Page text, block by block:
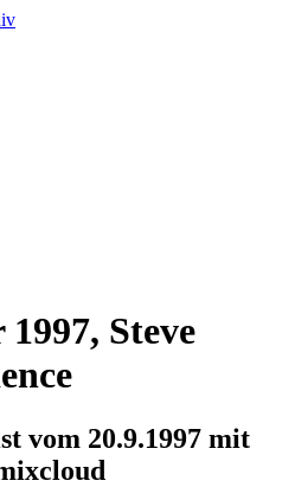
Steve
vom 20.9.1997 mit